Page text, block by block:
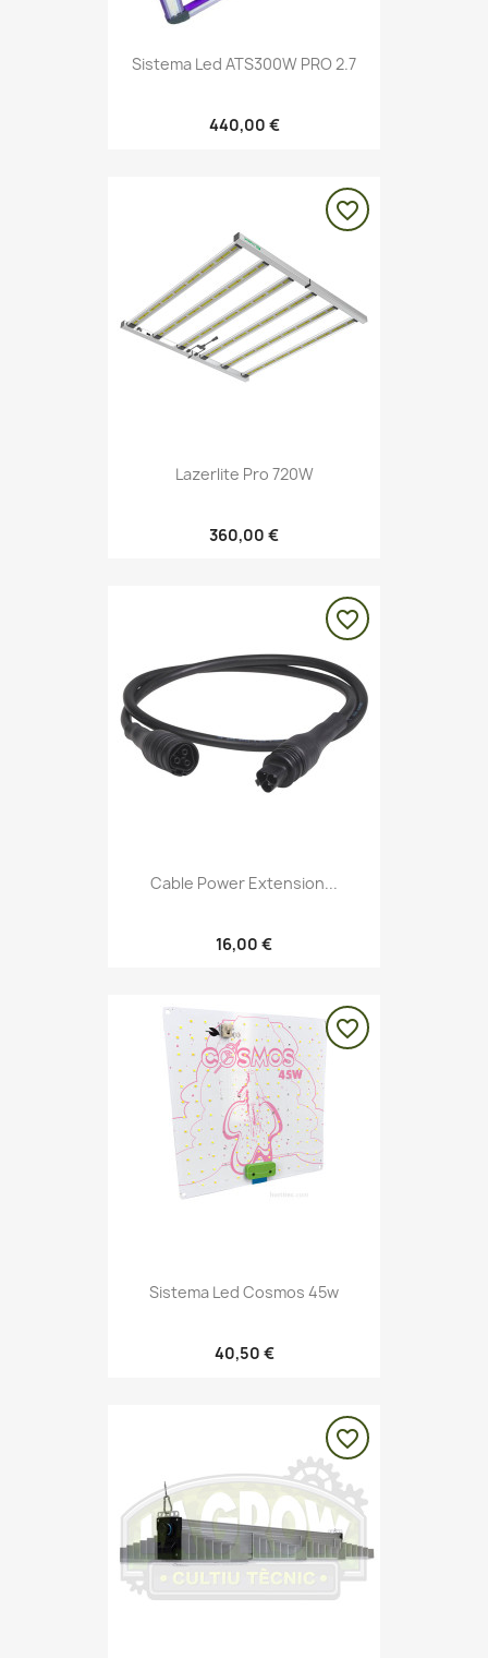
Sistema Led ATS300W PRO 2.7
440,00 €
Lazerlite Pro 720W
360,00 €
favorite_border
Cable Power Extension...
16,00 €
favorite_border
Sistema Led Cosmos 45w
40,50 €
favorite_border
favorite_border